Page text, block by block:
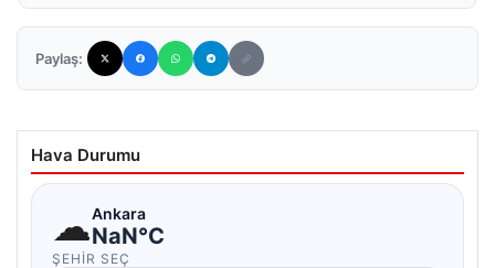
Paylaş:
Hava Durumu
☁Ankara
NaN°C
ŞEHIR SEÇ